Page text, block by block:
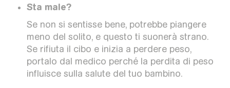
Sta male?
Se non si sentisse bene, potrebbe piangere
meno del solito, e questo ti suonerà strano.
Se rifiuta il cibo e inizia a perdere peso,
portalo dal medico perché la perdita di peso
influisce sulla salute del tuo bambino.